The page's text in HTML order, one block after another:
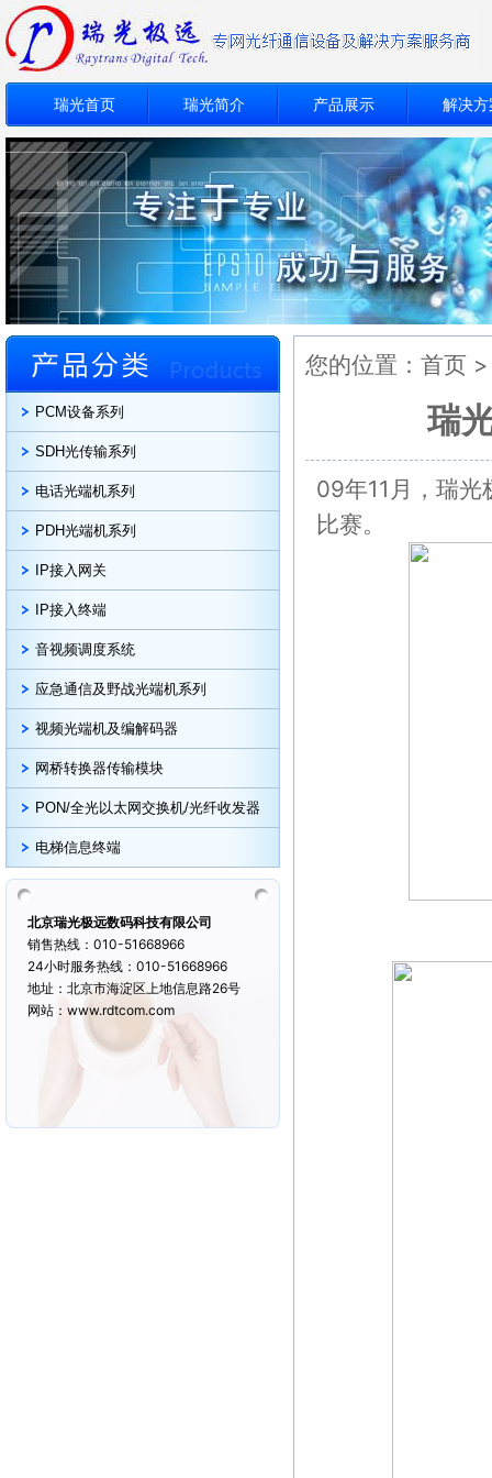
瑞光首页 瑞光简介 产品展示 解决方
PCM设备系列
SDH光传输系列
电话光端机系列
PDH光端机系列
IP接入网关
IP接入终端
音视频调度系统
应急通信及野战光端机系列
视频光端机及编解码器
网桥转换器传输模块
PON/全光以太网交换机/光纤收发器
电梯信息终端
北京瑞光极远数码科技有限公司
销售热线：010-51668966
24小时服务热线：010-51668966
地址：北京市海淀区上地信息路26号
网站：www.rdtcom.com
您的位置： 首页
瑞
09年11月，瑞
比赛。